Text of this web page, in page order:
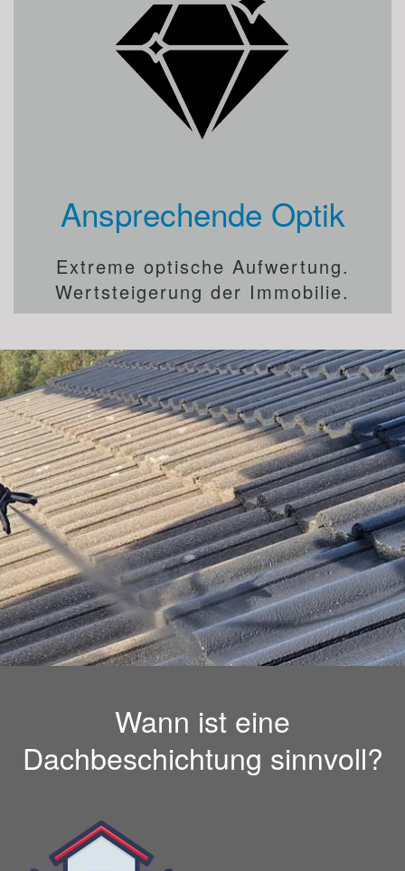
Ansprechende Optik
Extreme optische Aufwertung.
Wertsteigerung der Immobilie.
Wann ist eine
Dachbeschichtung sinnvoll?